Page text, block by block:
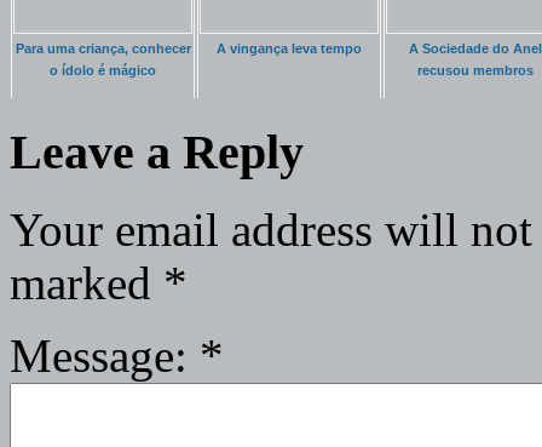
Para uma criança, conhecer
o ídolo é mágico
A vingança leva tempo
A Sociedade do Anel
recusou membros
Leave a Reply
Your email address will
marked *
Message: *